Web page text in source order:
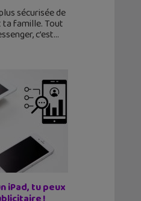
sécurisée de
ta famille. Tout
c’est
iPad, tu peux